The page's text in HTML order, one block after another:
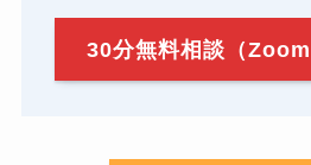
30分無料相談（